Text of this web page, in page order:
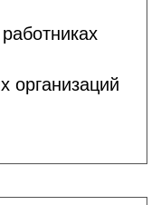
организаций